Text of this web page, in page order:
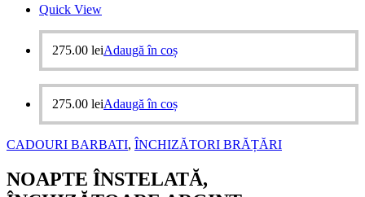
Quick View
275.00 leiAdaugă în coș
275.00 leiAdaugă în coș
CADOURI BARBATI, ÎNCHIZĂTORI BRĂȚĂRI
NOAPTE ÎNSTELATĂ,